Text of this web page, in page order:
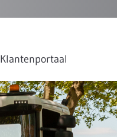
Klantenportaal